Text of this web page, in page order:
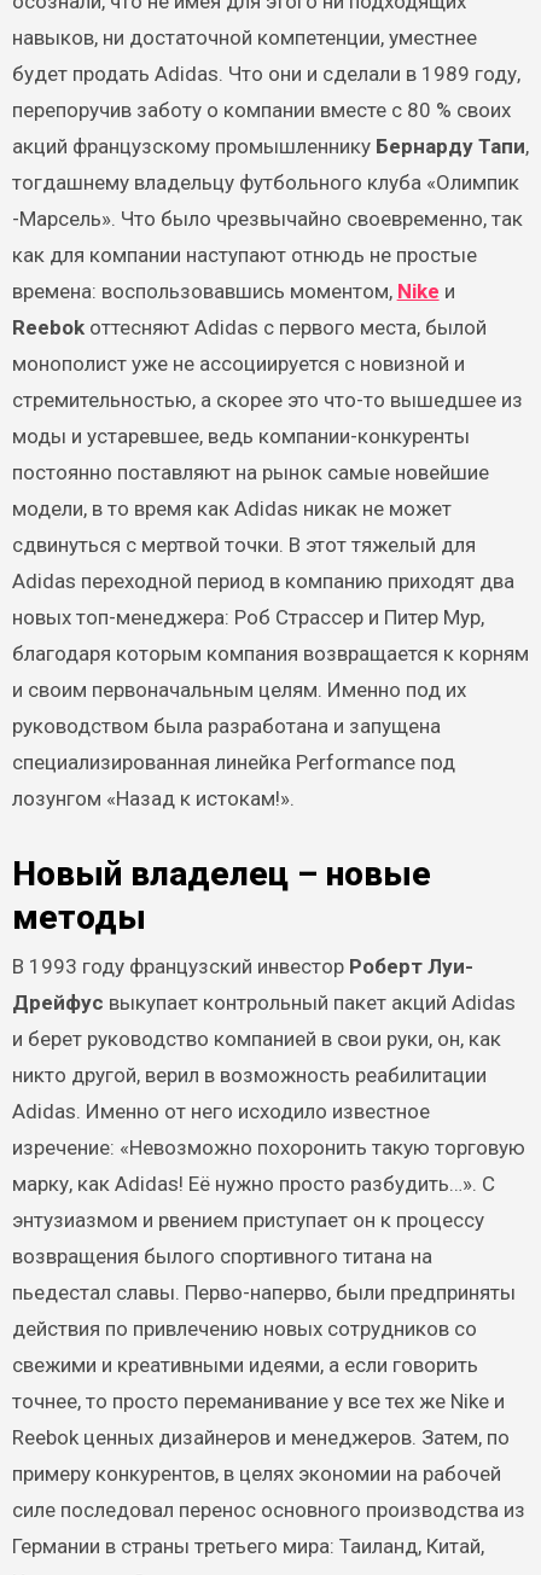
навыков, ни достаточной компетенции, уместнее
будет продать Adidas. Что они и сделали в 1989 году,
перепоручив заботу о компании вместе с 80 % своих
акций французскому промышленнику Бернарду Тапи,
тогдашнему владельцу футбольного клуба «Олимпик
-Марсель». Что было чрезвычайно своевременно, так
как для компании наступают отнюдь не простые
времена: воспользовавшись моментом, Nike и
Reebokоттесняют Adidas с первого места, былой
монополист уже не ассоциируется с новизной и
стремительностью, а скорее это что-то вышедшее из
моды и устаревшее, ведь компании-конкуренты
постоянно поставляют на рынок самые новейшие
модели, в то время как Adidas никак не может
сдвинуться с мертвой точки. В этот тяжелый для
Adidas переходной период в компанию приходят два
новых топ-менеджера: Роб Страссер и Питер Мур,
благодаря которым компания возвращается к корням
и своим первоначальным целям. Именно под их
руководством была разработана и запущена
специализированная линейка Performance под
лозунгом «Назад к истокам!».
Новый владелец – новые
методы
В 1993 году французский инвестор Роберт Луи-
Дрейфус выкупает контрольный пакет акций Adidas
и берет руководство компанией в свои руки, он, как
никто другой, верил в возможность реабилитации
Adidas. Именно от него исходило известное
изречение: «Невозможно похоронить такую торговую
марку, как Adidas! Её нужно просто разбудить…». С
энтузиазмом и рвением приступает он к процессу
возвращения былого спортивного титана на
пьедестал славы. Перво-наперво, были предприняты
действия по привлечению новых сотрудников со
свежими и креативными идеями, а если говорить
точнее, то просто переманивание у все тех же Nike и
Reebok ценных дизайнеров и менеджеров. Затем, по
примеру конкурентов, в целях экономии на рабочей
силе последовал перенос основного производства из
Германии в страны третьего мира: Таиланд, Китай,